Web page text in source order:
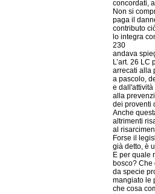
concordati,
Non si
paga il
contributo
lo integra
230
andava
L’art. 26
arrecati alla
a pascolo,
e
alla
dei proventi
Anche
altrimenti
al
Forse il
già detto, è
E per quale
bosco? Che
da specie
mangiato le
che cosa